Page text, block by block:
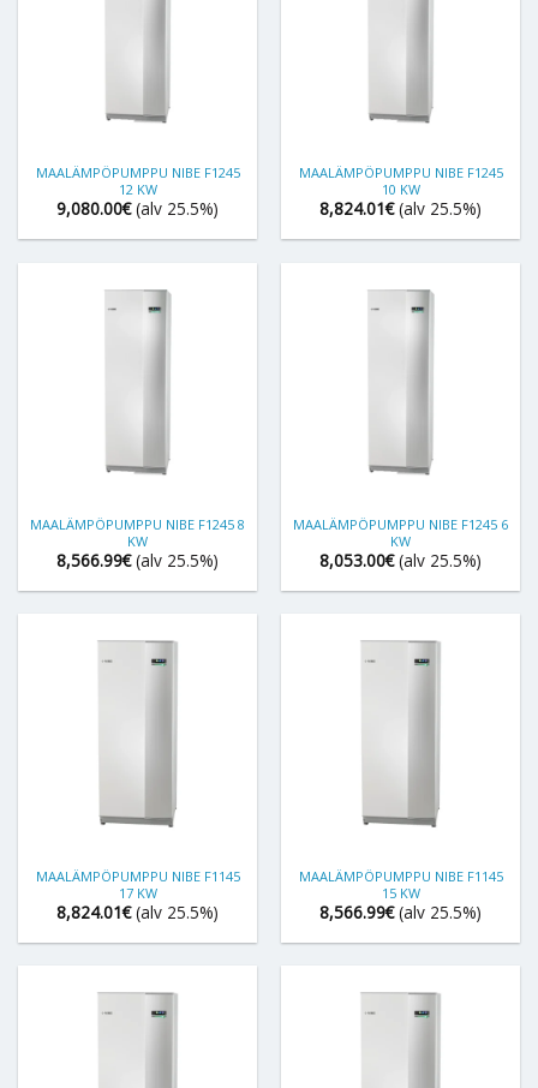
MAALÄMPÖPUMPPU NIBE F1245
12 KW
9,080.00€ (alv 25.5%)
MAALÄMPÖPUMPPU NIBE F1245
10 KW
8,824.01€ (alv 25.5%)
MAALÄMPÖPUMPPU NIBE F1245 8
KW
8,566.99€ (alv 25.5%)
MAALÄMPÖPUMPPU NIBE F1245 6
KW
8,053.00€ (alv 25.5%)
MAALÄMPÖPUMPPU NIBE F1145
17 KW
8,824.01€ (alv 25.5%)
MAALÄMPÖPUMPPU NIBE F1145
15 KW
8,566.99€ (alv 25.5%)